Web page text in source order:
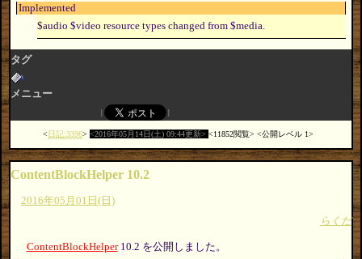
Implemented
$audio $video resource types changed from $media.
タグ
メニュー
日記:3396 2016年05月14日(土) 09:44更新 11852閲覧 公開レベル 1
ContentBlockHelper 10.2
2016年05月01日(日)
らくだ
ContentBlockHelper10.2 を公開しました。